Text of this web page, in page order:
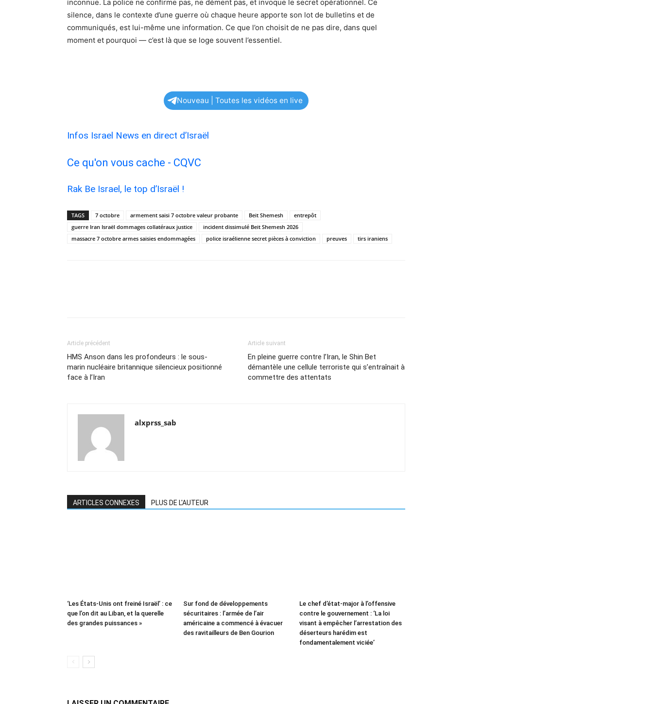
inconnue. La police ne confirme pas, ne dément pas, et invoque le secret opérationnel. Ce
silence, dans le contexte d’une guerre où chaque heure apporte son lot de bulletins et de
communiqués, est lui-même une information. Ce que l’on choisit de ne pas dire, dans quel
moment et pourquoi — c’est là que se loge souvent l’essentiel.
Nouveau | Toutes les vidéos en live
Infos Israel News en direct d’Israël
Ce qu'on vous cache - CQVC
Rak Be Israel, le top d’Israël !
TAGS 7 octobre armement saisi 7 octobre valeur probante Beit Shemesh
entrepôt
guerre Iran Israël dommages collatéraux justice
incident dissimulé Beit Shemesh 2026
massacre 7 octobre armes saisies endommagées
police israélienne secret pièces à conviction preuves tirs iraniens
Article précédent
HMS Anson dans les profondeurs : le sous-
marin nucléaire britannique silencieux positionné
face à l’Iran
Article suivant
En pleine guerre contre l’Iran, le Shin Bet
démantèle une cellule terroriste qui s’entraînait à
commettre des attentats
alxprss_sab
ARTICLES CONNEXES PLUS DE L'AUTEUR
‘Les États-Unis ont freiné Israël’ : ce
que l’on dit au Liban, et la querelle
des grandes puissances »
Sur fond de développements
sécuritaires : l’armée de l’air
américaine a commencé à évacuer
des ravitailleurs de Ben Gourion
Le chef d’état-major à l’offensive
contre le gouvernement : ‘La loi
visant à empêcher l’arrestation des
déserteurs harédim est
fondamentalement viciée’